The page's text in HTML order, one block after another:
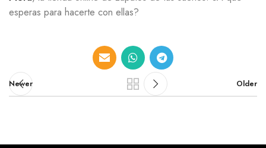
esperas para hacerte con ellas?
Newer Older